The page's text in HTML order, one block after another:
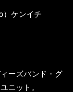
）ケンイチ
ーズバンド・グ
ニット。